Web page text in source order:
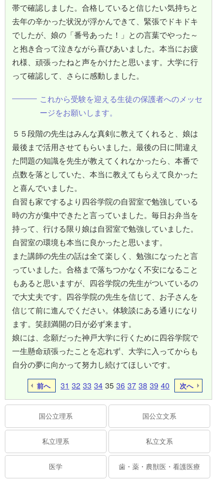
帯で確認しました。合格していると信じたい気持ちと
去年の辛かった状況が浮かんできて、緊張でドキドキ
でしたが、娘の「番号あった！」との言葉でやった～
と抱き合って泣きながら喜びあいました。本当にお疲
れ様、頑張ったねと声をかけたと思います。大学に行
って確認して、さらに感動しました。
これから受験を迎える生徒の保護者へのメッセ
ージをお願いします。
５５段階の先生はみんな真剣に教えてくれると、娘は
最後まで活用させてもらいました。最後の日に間違え
た問題の知識を先生が教えてくれなかったら、本番で
点数を落としていた、本当に教えてもらえて良かった
と喜んでいました。
自習も家でするより四谷学院の自習室で勉強している
時の方が集中できたと言っていました。毎日お弁当を
持って、行ける限り娘は自習室で勉強していました。
自習室の環境も本当に良かったと思います。
また講師の先生の話は全て楽しく、勉強になったと言
っていました。合格まで落ちつかなく不安になること
もあると思いますが、四谷学院の先生がついているの
で大丈夫です。四谷学院の先生を信じて、お子さんを
信じて前に進んでください。体験談にある通りになり
ます。笑顔満開の日が必ず来ます。
娘には、念願だった神戸大学に行くために四谷学院で
一生懸命頑張ったことを忘れず、大学に入ってからも
自分の夢に向かって努力し続けてほしいです。
前へ 31 32 33 34 35 36 37 38 39 40 次へ
国公立理系 国公立文系
私立理系 私立文系
医学 歯・薬・農獣医・看護医療